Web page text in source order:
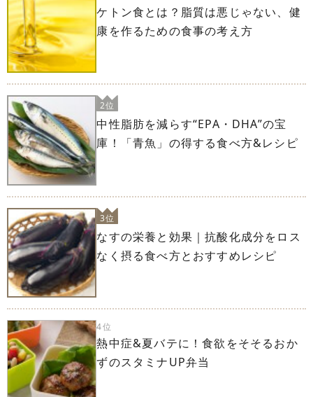
ケトン食とは？脂質は悪じゃない、健
康を作るための食事の考え方
2位
中性脂肪を減らす“EPA・DHA”の宝
庫！「青魚」の得する食べ方&レシピ
3位
なすの栄養と効果｜抗酸化成分をロス
なく摂る食べ方とおすすめレシピ
4位
熱中症&夏バテに！食欲をそそるおか
ずのスタミナUP弁当